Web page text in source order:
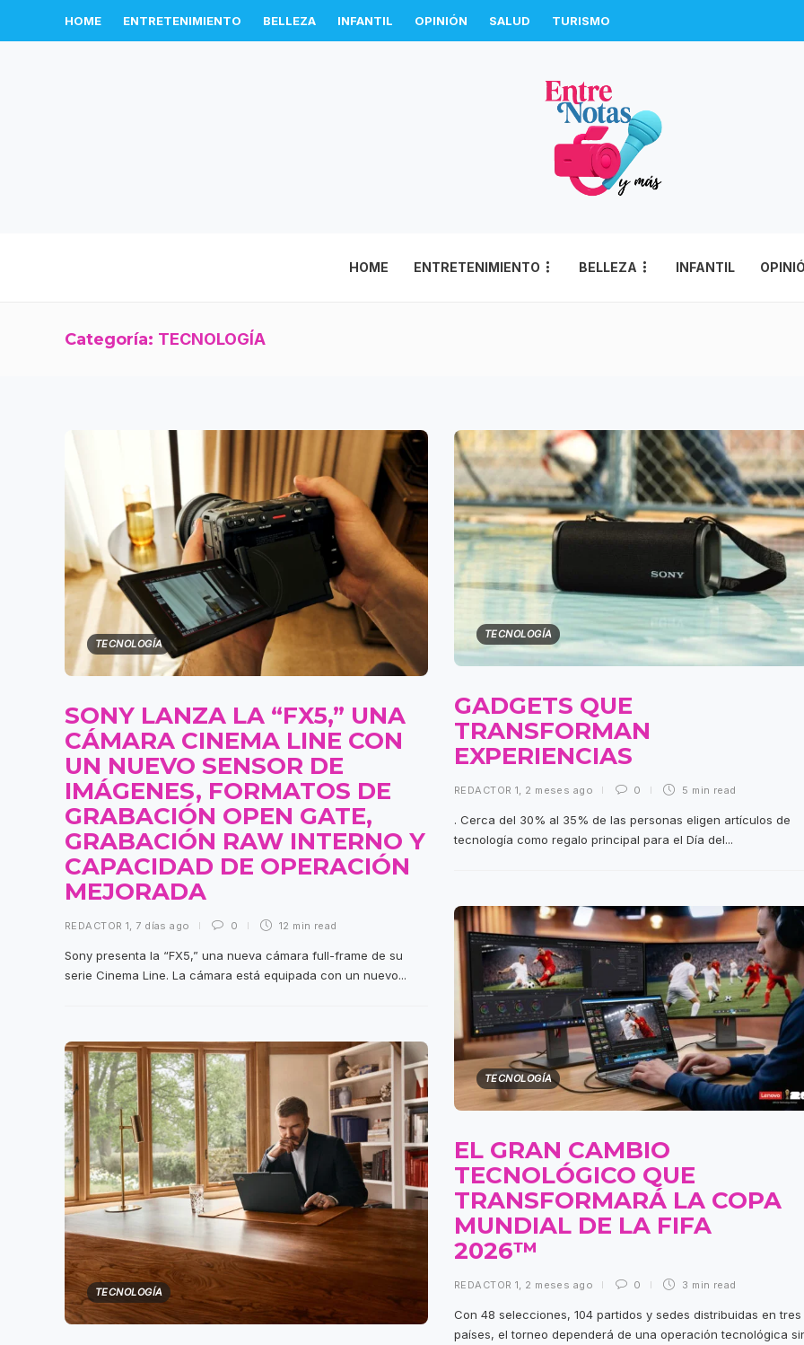
HOME ENTRETENIMIENTO BELLEZA INFANTIL OPINIÓN SALUD TURISMO
HOME ENTRETENIMIENTO BELLEZA INFANTIL
Categoría: TECNOLOGÍA
TECNOLOGÍA
SONY LANZA LA “FX5,” UNA
CÁMARA CINEMA LINE CON
UN NUEVO SENSOR DE
IMÁGENES, FORMATOS DE
GRABACIÓN OPEN GATE,
GRABACIÓN RAW INTERNO Y
CAPACIDAD DE OPERACIÓN
MEJORADA
REDACTOR 1, 7 días ago 0 12 min read
Sony presenta la “FX5,” una nueva cámara full-frame de su
serie Cinema Line. La cámara está equipada con un nuevo...
TECNOLOGÍA
GADGETS QUE
TRANSFORMAN
EXPERIENCIAS
REDACTOR 1 2 meses ago 0 5 min read
. Cerca del 30% al 35% de las personas eligen artículos de
tecnología como regalo principal para el Día del...
TECNOLOGÍA
EL GRAN CAMBIO
TECNOLÓGICO QUE
TRANSFORMARÁ LA COPA
MUNDIAL DE LA FIFA
2026™
REDACTOR 1 2 meses ago 0 3 min read
Con 48 selecciones, 104 partidos y sedes distribuidas en tres
países, el torneo dependerá de una operación tecnológica
TECNOLOGÍA